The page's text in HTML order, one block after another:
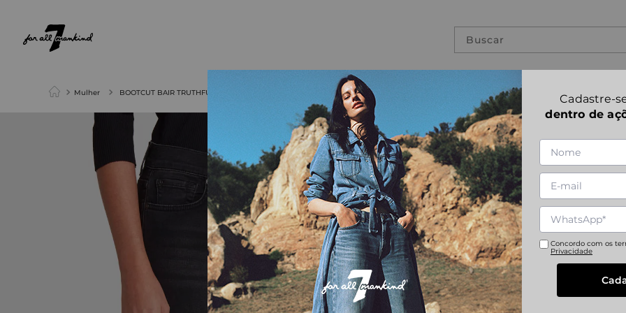
Buscar
Mulher BOOTCUT BAIR TRUTHFUL
1|5 BOOTCUT BAIR
Referência JSWBC430BT
24 26 27
Cadastre-
dentro de
Concordo com os
Privacidade